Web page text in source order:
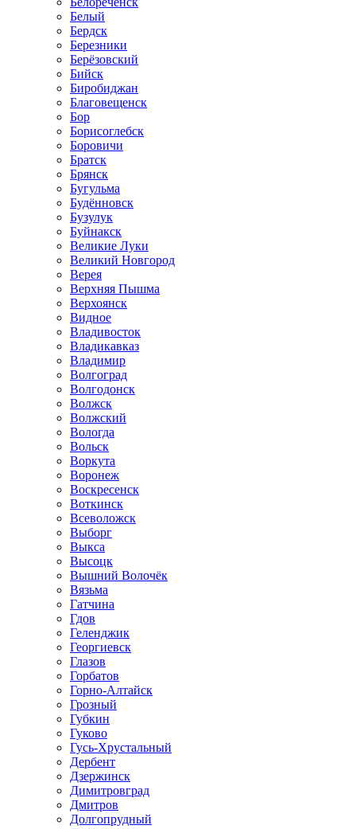
Белый
Бердск
Березники
Берёзовский
Бийск
Биробиджан
Благовещенск
Бор
Борисоглебск
Боровичи
Братск
Брянск
Бугульма
Будённовск
Бузулук
Буйнакск
Великие Луки
Великий Новгород
Верея
Верхняя Пышма
Верхоянск
Видное
Владивосток
Владикавказ
Владимир
Волгоград
Волгодонск
Волжск
Волжский
Вологда
Вольск
Воркута
Воронеж
Воскресенск
Воткинск
Всеволожск
Выборг
Выкса
Высоцк
Вышний Волочёк
Вязьма
Гатчина
Гдов
Геленджик
Георгиевск
Глазов
Горбатов
Горно-Алтайск
Грозный
Губкин
Гуково
Гусь-Хрустальный
Дербент
Дзержинск
Димитровград
Дмитров
Долгопрудный